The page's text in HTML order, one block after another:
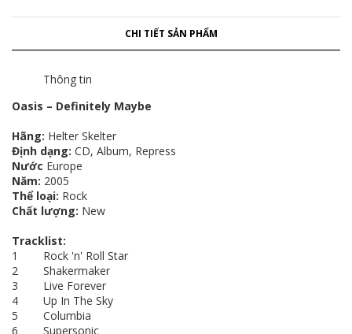
CHI TIẾT SẢN PHẨM
Thông tin
Oasis – Definitely Maybe
Hãng: Helter Skelter
Định dạng: CD, Album, Repress
Nước Europe
Năm: 2005
Thể loại: Rock
Chất lượng: New
Tracklist:
1 Rock 'n' Roll Star
2 Shakermaker
3 Live Forever
4 Up In The Sky
5 Columbia
6 Supersonic